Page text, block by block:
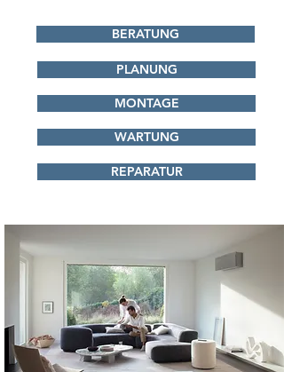
BERATUNG
PLANUNG
MONTAGE
WARTUNG
REPARATUR